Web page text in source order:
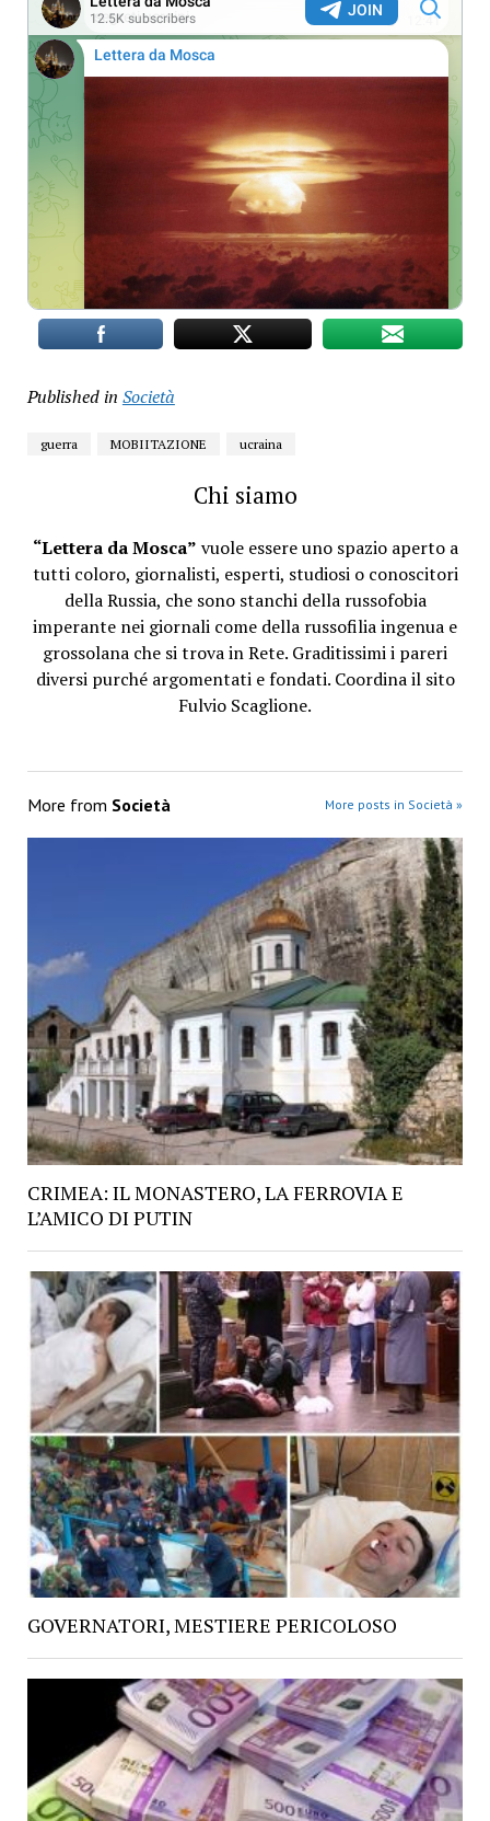
Published in Società
guerra MOBIITAZIONE ucraina
Chi siamo
“Lettera da Mosca” vuole essere uno spazio aperto a
tutti coloro, giornalisti, esperti, studiosi o conoscitori
della Russia, che sono stanchi della russofobia
imperante nei giornali come della russofilia ingenua e
grossolana che si trova in Rete. Graditissimi i pareri
diversi purché argomentati e fondati. Coordina il sito
Fulvio Scaglione.
More from Società More posts in Società »
CRIMEA: IL MONASTERO, LA FERROVIA E
L’AMICO DI PUTIN
GOVERNATORI, MESTIERE PERICOLOSO